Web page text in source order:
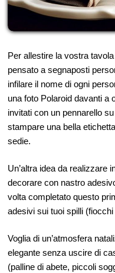
Per allestire la vostra
pensato a segnaposti
infilare il nome di ogni
una foto Polaroid davanti a
invitati con un pennarello
stampare una bella
sedie.
Un’altra idea da realizzare
decorare con nastro
volta completato questo
adesivi sui tuoi spilli
Voglia di un’atmosfera
elegante senza uscire di
(palline di abete, piccoli